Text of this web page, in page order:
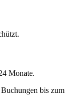
Monate.
bis zum